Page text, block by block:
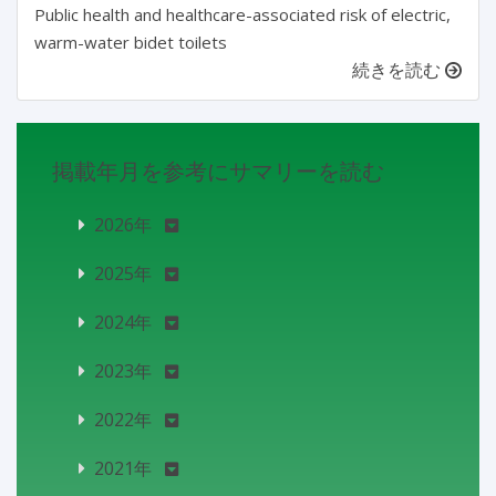
Public health and healthcare-associated risk of electric,
warm-water bidet toilets
続きを読む
掲載年月を参考にサマリーを読む
2026年
2025年
2024年
2023年
2022年
2021年